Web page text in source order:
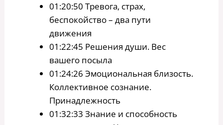
01:20:50 Тревога, страх,
беспокойство – два пути
движения
01:22:45 Решения души. Вес
вашего посыла
01:24:26 Эмоциональная близость.
Коллективное сознание.
Принадлежность
01:32:33 Знание и способность